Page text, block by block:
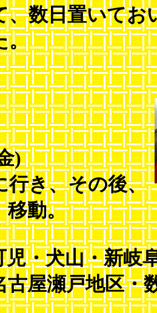
数日置いてお
。
)
き、その後、
移動。
・犬山・新岐
屋瀬戸地区・